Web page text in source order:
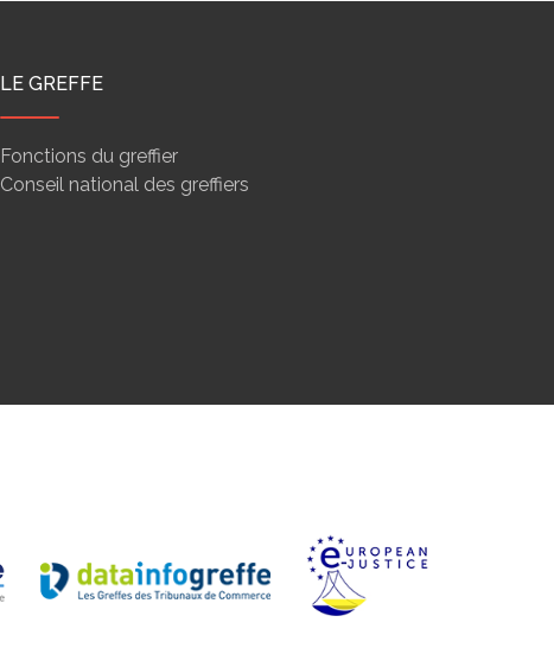
LE GREFFE
Fonctions du greffier
Conseil national des greffiers